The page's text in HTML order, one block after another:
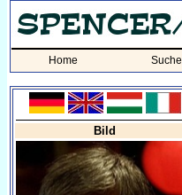
Home Suche
Bild